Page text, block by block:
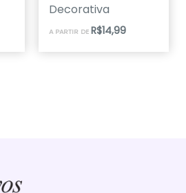
Decorativa
A PARTIR DE R$14,99